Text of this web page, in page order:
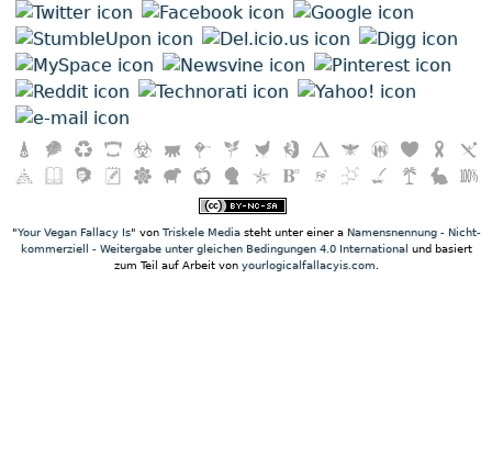
"Your Vegan Fallacy Is" von Triskele Mediasteht unter einer a Namensnennung - Nicht-
kommerziell - Weitergabe unter gleichen Bedingungen 4.0 International und basiert
zum Teil auf Arbeit von yourlogicalfallacyis.com